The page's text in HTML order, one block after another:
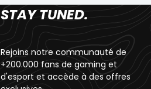
STAY TUNED.
Rejoins notre communauté de
+200.000 fans de gaming et
d'esport et accède à des offres